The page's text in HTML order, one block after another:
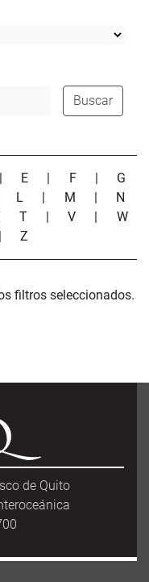
Buscar
| E | F | G
L | M | N
T |V | W
|Z
filtros seleccionados.
de Quito